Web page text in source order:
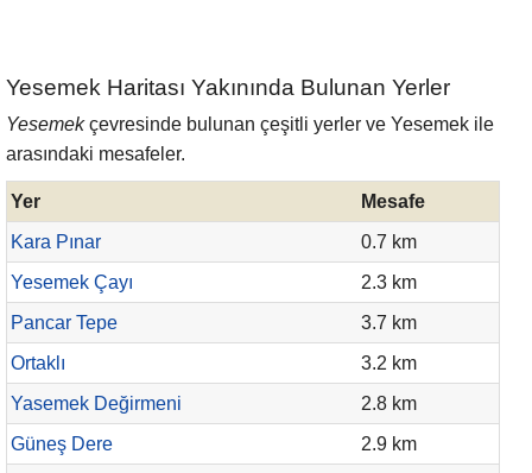
Yesemek Haritası Yakınında Bulunan Yerler
Yesemekçevresinde bulunan çeşitli yerler ve Yesemek ile
arasındaki mesafeler.
Yer
Mesafe
Kara Pınar
0.7 km
Yesemek Çayı
2.3 km
Pancar Tepe
3.7 km
Ortaklı
3.2 km
Yasemek Değirmeni
2.8 km
Güneş Dere
2.9 km